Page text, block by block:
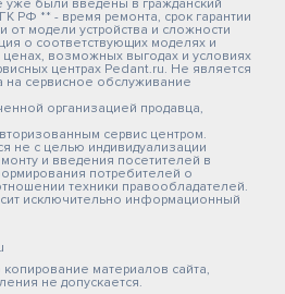
уже были введены в гражданский
РФ ** - время ремонта, срок гарантии
от модели устройства и сложности
о соответствующих моделях и
ценах, возможных выгодах и условиях
центрах Pedant.ru. Не является
сервисное обслуживание
организацией продавца,
сервис центром.
не с целью индивидуализации
и введения посетителей в
потребителей о
техники правообладателей.
исключительно информационный
материалов сайта,
не допускается.